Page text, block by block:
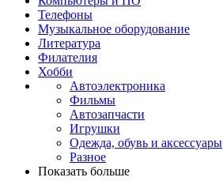
Телефоны
Музыкальное оборудование
Литература
Филателия
Хобби
Автоэлектроника
Фильмы
Автозапчасти
Игрушки
Одежда, обувь и аксессуары
Разное
Показать больше